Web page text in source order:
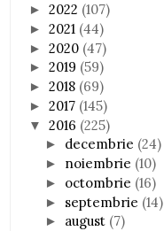
►2022 (107)
►2021 (44)
►2020 (47)
►2019 (59)
►2018 (69)
►2017 (145)
▼2016 (225)
► decembrie (24)
► noiembrie (10)
► octombrie (16)
► septembrie (14)
► august (7)